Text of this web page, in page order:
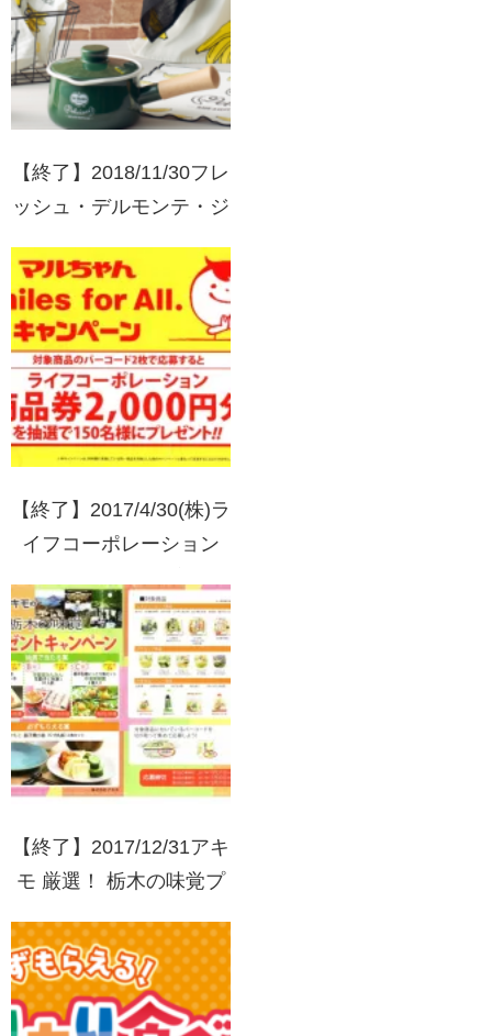
【終了】2018/11/30フレ
ッシュ・デルモンテ・ジ
タイルキャンペーン
2018
【終了】2017/4/30(株)ラ
イフコーポレーション
マルちゃん Smiles for
All.キャンペーン
【終了】2017/12/31アキ
モ 厳選！ 栃木の味覚プ